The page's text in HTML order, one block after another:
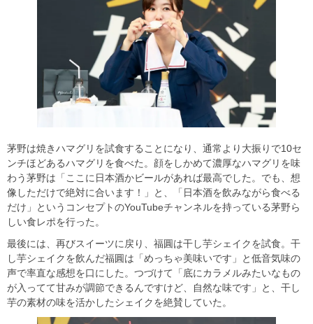
茅野は焼きハマグリを試食することになり、通常より大振りで10セ
ンチほどあるハマグリを食べた。顔をしかめて濃厚なハマグリを味
わう茅野は「ここに日本酒かビールがあれば最高でした。でも、想
像しただけで絶対に合います！」と、「日本酒を飲みながら食べる
だけ」というコンセプトのYouTubeチャンネルを持っている茅野ら
しい食レポを行った。
最後には、再びスイーツに戻り、福圓は干し芋シェイクを試食。干
し芋シェイクを飲んだ福圓は「めっちゃ美味いです」と低音気味の
声で率直な感想を口にした。つづけて「底にカラメルみたいなもの
が入ってて甘みが調節できるんですけど、自然な味です」と、干し
芋の素材の味を活かしたシェイクを絶賛していた。